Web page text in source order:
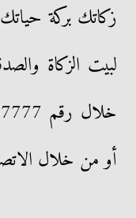
زكاتك بركة
لبيت الزكاة
أو من خلال الاتصال